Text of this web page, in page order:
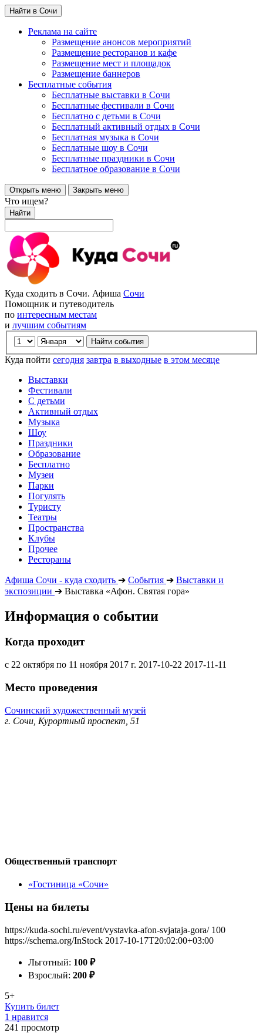
Найти в Сочи
Реклама на сайте
Размещение анонсов мероприятий
Размещение ресторанов и кафе
Размещение мест и площадок
Размещение баннеров
Бесплатные события
Бесплатные выставки в Сочи
Бесплатные фестивали в Сочи
Бесплатно с детьми в Сочи
Бесплатный активный отдых в Сочи
Бесплатная музыка в Сочи
Бесплатные шоу в Сочи
Бесплатные праздники в Сочи
Бесплатное образование в Сочи
Открыть меню Закрыть меню
Что ищем?
Найти
Куда сходить в Сочи. Афиша Сочи
Помощник и путеводитель
по интересным местам
и лучшим событиям
Куда пойти сегодня завтра в выходные в этом месяце
Выставки
Фестивали
С детьми
Активный отдых
Музыка
Шоу
Праздники
Образование
Бесплатно
Музеи
Парки
Погулять
Туристу
Театры
Пространства
Клубы
Прочее
Рестораны
Афиша Сочи - куда сходить ➔ События ➔ Выставки и
экспозиции ➔ Выставка «Афон. Святая гора»
Информация о событии
Когда проходит
с 22 октября по 11 ноября 2017 г. 2017-10-22 2017-11-11
Место проведения
Сочинский художественный музей
г. Сочи, Курортный проспект, 51
Общественный транспорт
«Гостиница «Сочи»
Цены на билеты
https://kuda-sochi.ru/event/vystavka-afon-svjataja-gora/ 100
https://schema.org/InStock 2017-10-17T20:02:00+03:00
Льготный: 100 ₽
Взрослый: 200 ₽
5+
Купить билет
1 нравится
241 просмотр